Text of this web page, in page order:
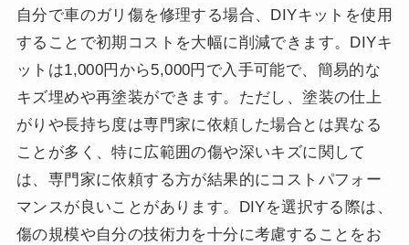
自分で車のガリ傷を修理する場合、DIYキットを使用
することで初期コストを大幅に削減できます。DIYキ
ットは1,000円から5,000円で入手可能で、簡易的な
キズ埋めや再塗装ができます。ただし、塗装の仕上
がりや長持ち度は専門家に依頼した場合とは異なる
ことが多く、特に広範囲の傷や深いキズに関して
は、専門家に依頼する方が結果的にコストパフォー
マンスが良いことがあります。DIYを選択する際は、
傷の規模や自分の技術力を十分に考慮することをお